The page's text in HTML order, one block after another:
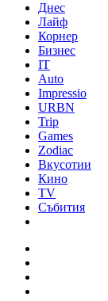
Днес
Лайф
Корнер
Бизнес
IT
Auto
Impressio
URBN
Trip
Games
Zodiac
Вкусотии
Кино
TV
Събития